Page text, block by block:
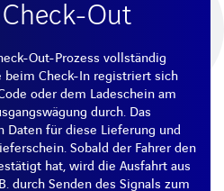
Out
Out-Prozess vollständig
Check-In registriert sich
oder dem Ladeschein am
durch. Das
Daten für diese Lieferung und
Sobald der Fahrer den
hat, wird die Ausfahrt aus
durch Senden des Signals zum